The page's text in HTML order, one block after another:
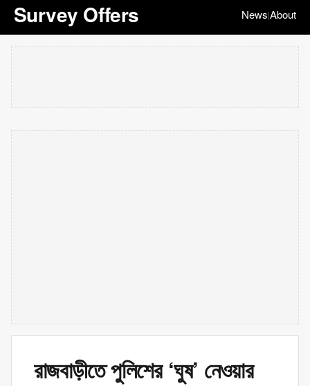
Survey Offers News|About
রাজবাড়ীতে পুলিশের ‘ঘুষ’ নেওয়ার